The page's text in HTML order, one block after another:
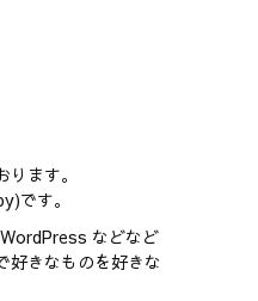
ます。
です。
などなど
好きなものを好きな